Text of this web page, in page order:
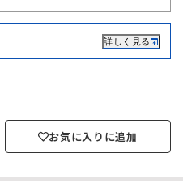
詳しく見る
お気に入りに追加